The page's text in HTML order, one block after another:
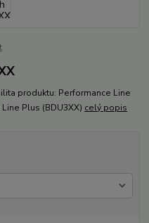
produktu: Performance Line
Plus (BDU3XX) celý popis